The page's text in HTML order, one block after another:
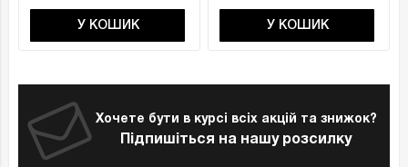
У КОШИК У КОШИК
Хочете бути в курсі всіх акцій та знижок?
Підпишіться на нашу розсилку